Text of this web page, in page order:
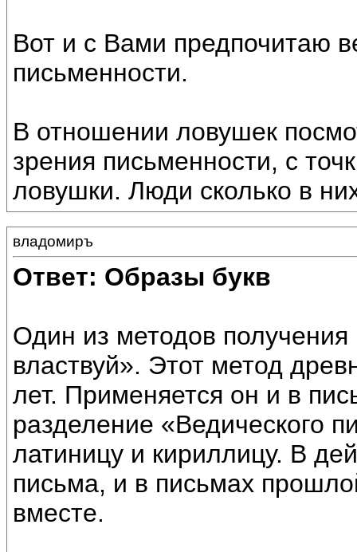
Вот и с Вами предпочитаю
письменности.
В отношении ловушек
зрения письменности, с
ловушки. Люди сколько в
владомиръ
Ответ: Образы букв
Один из методов
властвуй». Этот метод
лет. Применяется он и в
разделение «Ведического
латиницу и кириллицу. В
письма, и в письмах
вместе.